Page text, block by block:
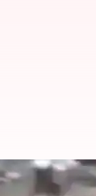
दिया